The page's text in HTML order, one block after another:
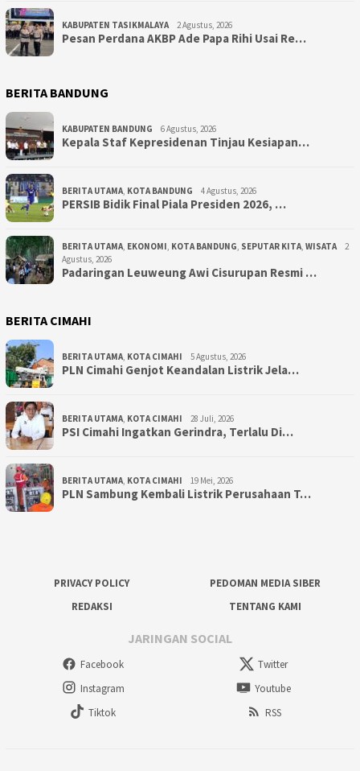
KABUPATEN TASIKMALAYA 2 Agustus, 2026
Pesan Perdana AKBP Ade Papa Rihi Usai Re…
BERITA BANDUNG
KABUPATEN BANDUNG 6 Agustus, 2026
Kepala Staf Kepresidenan Tinjau Kesiapan…
BERITA UTAMA, KOTA BANDUNG 4 Agustus, 2026
PERSIB Bidik Final Piala Presiden 2026, …
BERITA UTAMA, EKONOMI, KOTA BANDUNG, SEPUTAR KITA, WISATA
2
Agustus, 2026
Padaringan Leuweung Awi Cisurupan Resmi …
BERITA CIMAHI
BERITA UTAMA, KOTA CIMAHI 5 Agustus, 2026
PLN Cimahi Genjot Keandalan Listrik Jela…
BERITA UTAMA, KOTA CIMAHI 28 Juli, 2026
PSI Cimahi Ingatkan Gerindra, Terlalu Di…
BERITA UTAMA, KOTA CIMAHI 19 Mei, 2026
PLN Sambung Kembali Listrik Perusahaan T…
PRIVACY POLICY
PEDOMAN MEDIA SIBER
REDAKSI
TENTANG KAMI
JARINGAN SOCIAL
Facebook
Twitter
Instagram
Youtube
Tiktok
RSS